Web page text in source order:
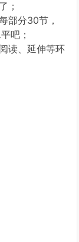
；
部分30节，
吧；
读、延伸等环